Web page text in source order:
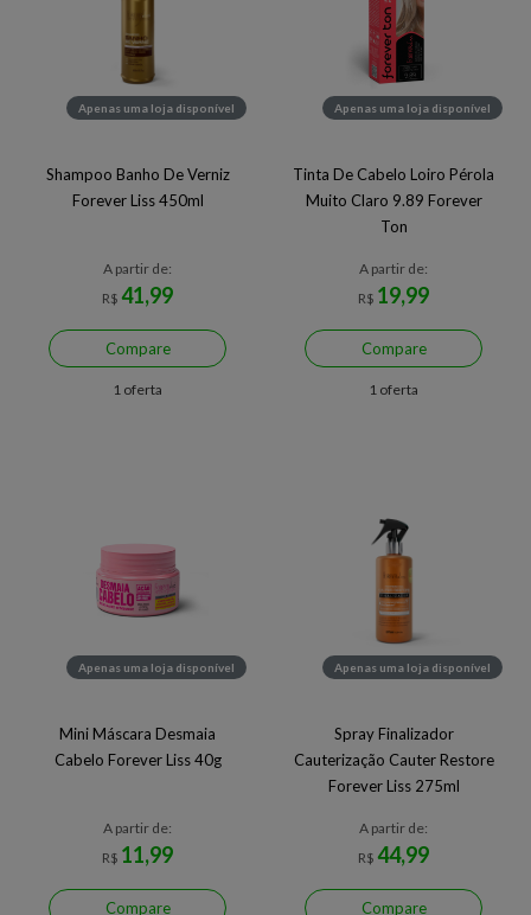
Apenas uma loja disponível
Shampoo Banho De Verniz
Forever Liss 450ml
A partir de:
R$ 41,99
Compare
1 oferta
Apenas uma loja disponível
Tinta De Cabelo Loiro Pérola
Muito Claro 9.89 Forever
Ton
A partir de:
R$ 19,99
Compare
1 oferta
Apenas uma loja disponível
Mini Máscara Desmaia
Cabelo Forever Liss 40g
A partir de:
R$ 11,99
Compare
Apenas uma loja disponível
Spray Finalizador
Cauterização Cauter Restore
Forever Liss 275ml
A partir de:
R$ 44,99
Compare